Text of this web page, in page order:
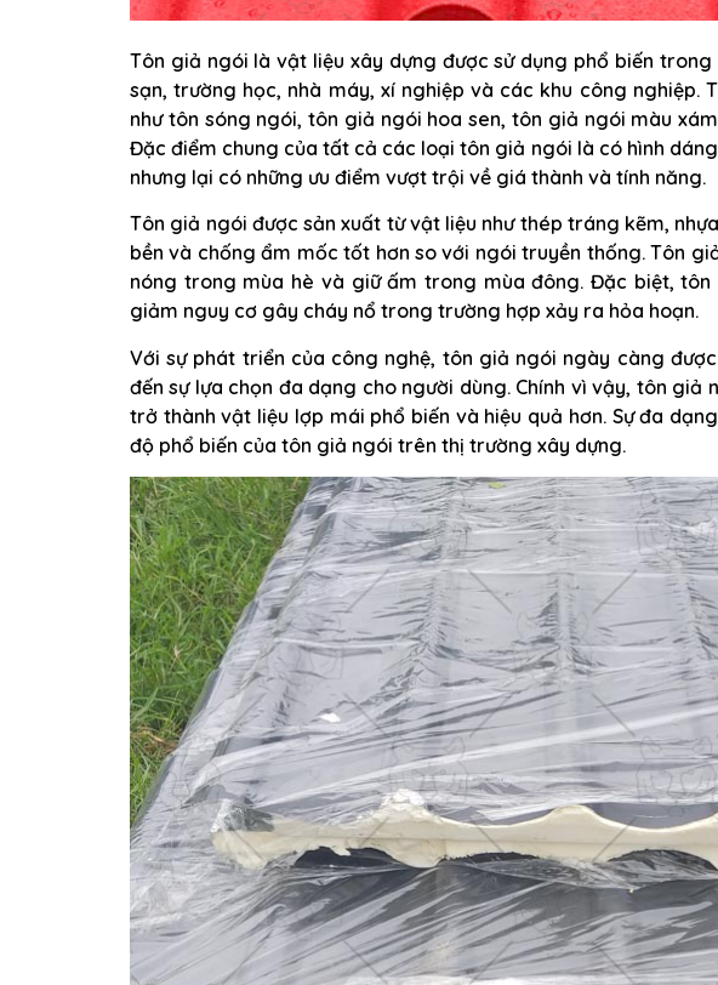
Tôn giả ngói là vật liệu xây dựng được sử dụng phổ biến
sạn, trường học, nhà máy, xí nghiệp và các khu công nghiệp.
như tôn sóng ngói, tôn giả ngói hoa sen, tôn giả ngói màu
Đặc điểm chung của tất cả các loại tôn giả ngói là có hình
nhưng lại có những ưu điểm vượt trội về giá thành và tính năng.
Tôn giả ngói được sản xuất từ vật liệu như thép tráng kẽm,
bền và chống ẩm mốc tốt hơn so với ngói truyền thống. Tôn
nóng trong mùa hè và giữ ấm trong mùa đông. Đặc biệt,
giảm nguy cơ gây cháy nổ trong trường hợp xảy ra hỏa hoạn.
Với sự phát triển của công nghệ, tôn giả ngói ngày càng
đến sự lựa chọn đa dạng cho người dùng. Chính vì vậy, tôn
trở thành vật liệu lợp mái phổ biến và hiệu quả hơn. Sự đa
độ phổ biến của tôn giả ngói trên thị trường xây dựng.